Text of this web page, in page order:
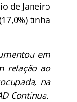
de Janeiro
tinha
em
relação ao
na
Contínua.